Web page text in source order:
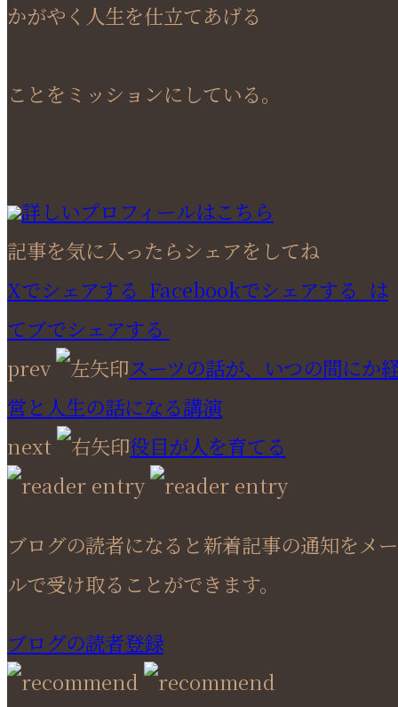
かがやく人生を仕立てあげる
ことをミッションにしている。
詳しいプロフィールはこちら
記事を気に入ったらシェアをしてね
Xでシェアする Facebookでシェアする は
てブでシェアする
prev
スーツの話が、いつの間にか
営と人生の話になる講演
next
役目が人を育てる
ブログの読者になると新着記事の通知をメー
ルで受け取ることができます。
ブログの読者登録